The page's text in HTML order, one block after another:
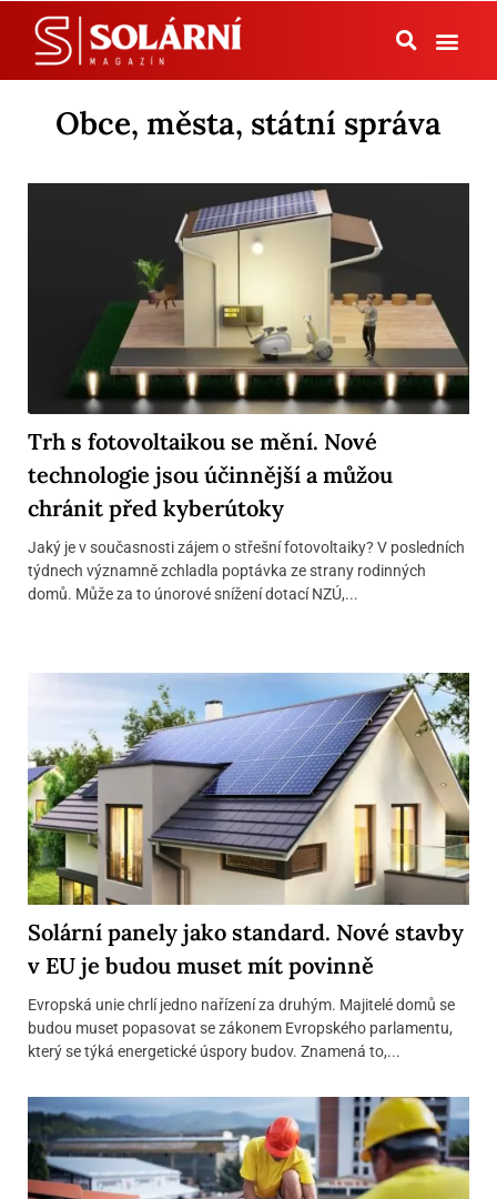
Obce, města, státní správa
Trh s fotovoltaikou se mění. Nové
technologie jsou účinnější a můžou
chránit před kyberútoky
Jaký je v současnosti zájem o střešní fotovoltaiky? V posledních
týdnech významně zchladla poptávka ze strany rodinných
domů. Může za to únorové snížení dotací NZÚ,...
Solární panely jako standard. Nové stavby
v EU je budou muset mít povinně
Evropská unie chrlí jedno nařízení za druhým. Majitelé domů se
budou muset popasovat se zákonem Evropského parlamentu,
který se týká energetické úspory budov. Znamená to,...